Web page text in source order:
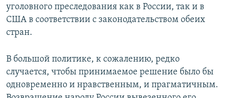
уголовного преследования как в России, так и в
США в соответствии с законодательством обеих
стран.
В большой политике, к сожалению, редко
случается, чтобы принимаемое решение было бы
одновременно и нравственным, и прагматичным.